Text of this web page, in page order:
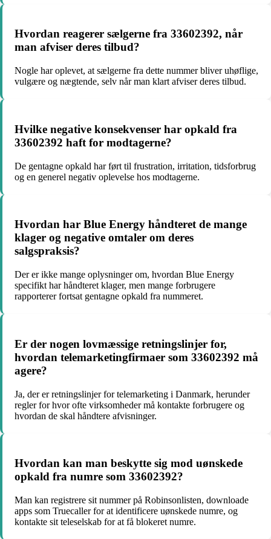
Hvordan reagerer sælgerne fra 33602392, når
man afviser deres tilbud?
Nogle har oplevet, at sælgerne fra dette nummer bliver uhøflige,
vulgære og nægtende, selv når man klart afviser deres tilbud.
Hvilke negative konsekvenser har opkald fra
33602392 haft for modtagerne?
De gentagne opkald har ført til frustration, irritation, tidsforbrug
og en generel negativ oplevelse hos modtagerne.
Hvordan har Blue Energy håndteret de mange
klager og negative omtaler om deres
salgspraksis?
Der er ikke mange oplysninger om, hvordan Blue Energy
specifikt har håndteret klager, men mange forbrugere
rapporterer fortsat gentagne opkald fra nummeret.
Er der nogen lovmæssige retningslinjer for,
hvordan telemarketingfirmaer som 33602392 må
agere?
Ja, der er retningslinjer for telemarketing i Danmark, herunder
regler for hvor ofte virksomheder må kontakte forbrugere og
hvordan de skal håndtere afvisninger.
Hvordan kan man beskytte sig mod uønskede
opkald fra numre som 33602392?
Man kan registrere sit nummer på Robinsonlisten, downloade
apps som Truecaller for at identificere uønskede numre, og
kontakte sit teleselskab for at få blokeret numre.